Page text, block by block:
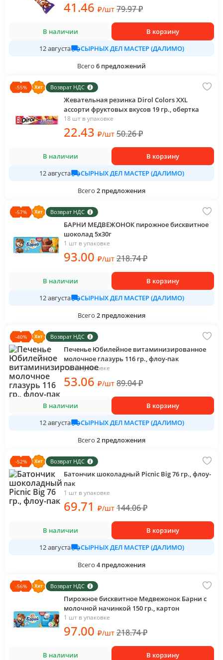
41.46 ₽/шт 79.97₽
В наличии
В корзину
12 августа
СЫРНЫХ ДЕЛ МАСТЕР (ДАЛИМО)
Всего 6 предложений
-55% Возврат НДС
Жевательная резинка Dirol Colors XXL
ассорти фруктовых вкусов 19 гр., обертка
18 шт в упаковке
22.43 ₽/шт 50.26₽
В наличии
В корзину
12 августа
СЫРНЫХ ДЕЛ МАСТЕР (ДАЛИМО)
Всего 2 предложения
-57% Возврат НДС
БАРНИ МЕДВЕЖОНОК пирожное бисквитное
шоколад 5х30г
1 шт в упаковке
93.00 ₽/шт 218.74₽
В наличии
В корзину
12 августа
СЫРНЫХ ДЕЛ МАСТЕР (ДАЛИМО)
Всего 2 предложения
-40% Возврат НДС
Печенье Юбилейное витаминизированное
молочное глазурь 116 гр., флоу-пак
1 шт в упаковке
53.06 ₽/шт 89.04₽
В наличии
В корзину
12 августа
СЫРНЫХ ДЕЛ МАСТЕР (ДАЛИМО)
Всего 2 предложения
-52% Возврат НДС
Батончик шоколадный Picnic Big 76 гр., флоу-
пак
1 шт в упаковке
69.71 ₽/шт 144.06₽
В наличии
В корзину
12 августа
СЫРНЫХ ДЕЛ МАСТЕР (ДАЛИМО)
Всего 4 предложения
-56% Возврат НДС
Пирожное бисквитное Медвежонок Барни с
молочной начинкой 150 гр., картон
1 шт в упаковке
97.00 ₽/шт 218.74₽
В наличии
В корзину